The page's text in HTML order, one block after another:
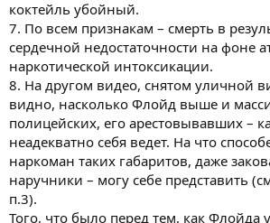
коктейль убойный.
7. По всем признакам – смерть в
сердечной недостаточности на фоне
наркотической интоксикации.
8. На другом видео, снятом уличной
видно, насколько Флойд выше и
полицейских, его арестовывавших –
неадекватно себя ведет. На что
наркоман таких габаритов, даже
наручники – могу себе представить
п.3).
Того, что было перед тем, как Флойда